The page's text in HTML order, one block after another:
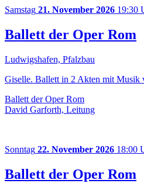
Samstag 21. November 2026 19:30
Ballett der Oper Rom
Ludwigshafen, Pfalzbau
Giselle. Ballett in 2 Akten mit Musik
Ballett der Oper Rom
David Garforth, Leitung
Sonntag 22. November 2026 18:00
Ballett der Oper Rom